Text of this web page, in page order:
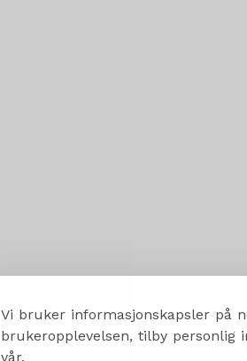
Vi bruker informasjonskapsler på
brukeropplevelsen, tilby personlig
vår.